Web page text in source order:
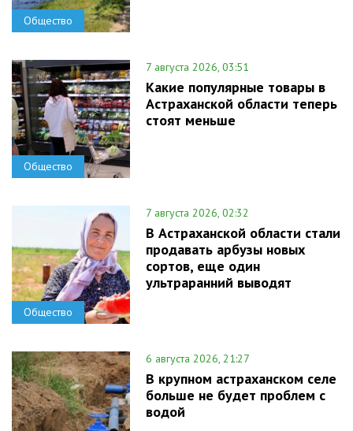
Общество
Общество
7 августа 2026, 03:51
Какие популярные товары в
Астраханской области теперь
стоят меньше
Общество
7 августа 2026, 02:32
В Астраханской области стали
продавать арбузы новых
сортов, еще один
ультраранний выводят
6 августа 2026, 21:27
В крупном астраханском селе
больше не будет проблем с
водой